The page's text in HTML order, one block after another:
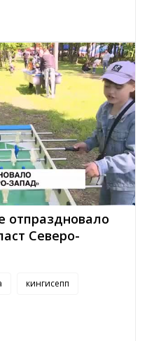
отпраздновало
Северо-
кингисепп